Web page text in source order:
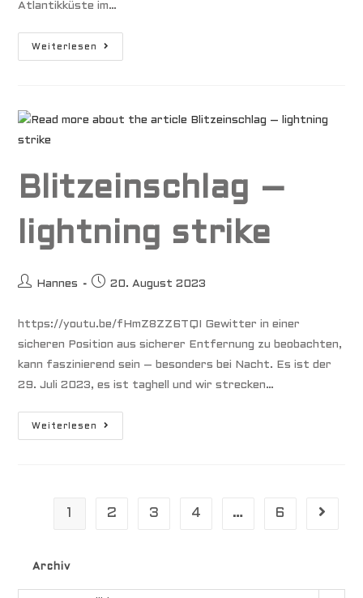
Atlantikküste im…
Weiterlesen
Die
Blitzeinschlag –
lightning strike
Beitrags-
Hannes
Beitrag20. August 2023
https://youtu.be/fHmZ8ZZ6TQI Gewitter in einer
sicheren Position aus sicherer Entfernung zu beobachten,
kann faszinierend sein – besonders bei Nacht. Es ist der
29. Juli 2023, es ist taghell und wir strecken…
Weiterlesen
Blitzeinschlag
1 2 3 4 … 6 Gehe
Archiv